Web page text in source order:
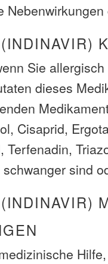
Sie
dieses
Cisaprid,
Terfenadin,
sind